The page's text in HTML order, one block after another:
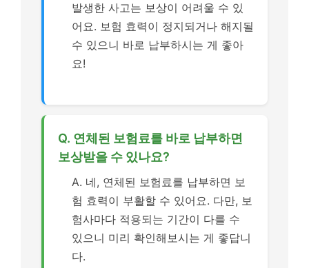
발생한 사고는 보상이 어려울 수 있
어요. 보험 효력이 정지되거나 해지될
수 있으니 바로 납부하시는 게 좋아
요!
Q. 연체된 보험료를 바로 납부하면
보상받을 수 있나요?
A. 네, 연체된 보험료를 납부하면 보
험 효력이 부활할 수 있어요. 다만, 보
험사마다 적용되는 기간이 다를 수
있으니 미리 확인해보시는 게 좋답니
다.